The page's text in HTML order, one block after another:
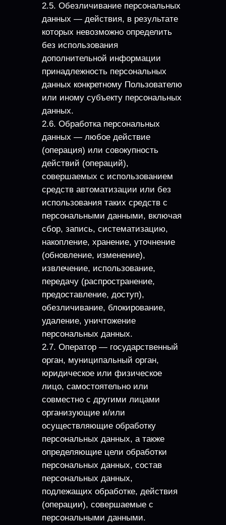
2.5. Обезличивание персональных
данных — действия, в результате
которых невозможно определить
без использования
дополнительной информации
принадлежность персональных
данных конкретному Пользователю
или иному субъекту персональных
данных.
2.6. Обработка персональных
данных — любое действие
(операция) или совокупность
действий (операций),
совершаемых с использованием
средств автоматизации или без
использования таких средств с
персональными данными, включая
сбор, запись, систематизацию,
накопление, хранение, уточнение
(обновление, изменение),
извлечение, использование,
передачу (распространение,
предоставление, доступ),
обезличивание, блокирование,
удаление, уничтожение
персональных данных.
2.7. Оператор — государственный
орган, муниципальный орган,
юридическое или физическое
лицо, самостоятельно или
совместно с другими лицами
организующие и/или
осуществляющие обработку
персональных данных, а также
определяющие цели обработки
персональных данных, состав
персональных данных,
подлежащих обработке, действия
(операции), совершаемые с
персональными данными.